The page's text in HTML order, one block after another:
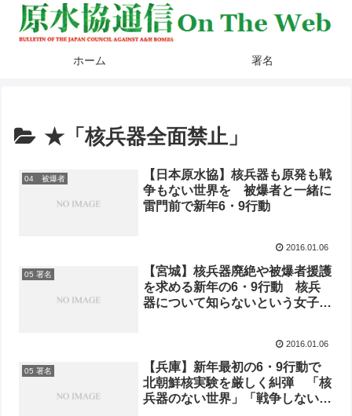
ホーム 署名
★「核兵器全面禁止」
04 被爆者
【日本原水協】核兵器も原発も戦
争もない世界を 被爆者と一緒に
雷門前で新年6・9行動
2016.01.06
05 署名
【宮城】核兵器廃絶や被爆者援護
を求める新年の6・9行動 核兵
器について知らないという女子中
2016.01.06
05 署名
【兵庫】新年最初の6・9行動で
北朝鮮核実験を厳しく糾弾 「核
兵器のない世界」「戦争しない日